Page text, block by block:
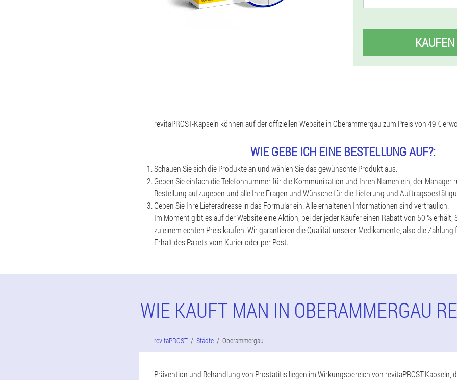
KAUFEN
revitaPROST-Kapseln können auf der offiziellen Website in Oberammergau zum Preis von 49 €
WIE GEBE ICH EINE BESTELLUNG AUF?:
Schauen Sie sich die Produkte an und wählen Sie das gewünschte Produkt aus.
Geben Sie einfach die Telefonnummer für die Kommunikation und Ihren Namen ein, der Manager
Bestellung aufzugeben und alle Ihre Fragen und Wünsche für die Lieferung und
Geben Sie Ihre Lieferadresse in das Formular ein. Alle erhaltenen Informationen sind vertraulich.
Im Moment gibt es auf der Website eine Aktion, bei der jeder Käufer einen Rabatt von 50 % erhält,
zu einem echten Preis kaufen. Wir garantieren die Qualität unserer Medikamente, also die
Erhalt des Pakets vom Kurier oder per Post.
WIE KAUFT MAN IN OBERAMMERGAU
revitaPROST Städte Oberammergau
Prävention und Behandlung von Prostatitis liegen im Wirkungsbereich von revitaPROST-Kapseln,